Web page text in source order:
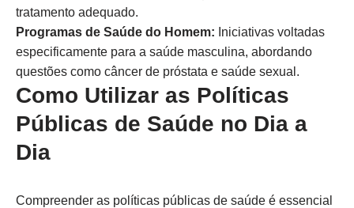
tratamento adequado.
Programas de Saúde do Homem: Iniciativas voltadas
especificamente para a saúde masculina, abordando
questões como câncer de próstata e saúde sexual.
Como Utilizar as Políticas
Públicas de Saúde no Dia a
Dia
Compreender as políticas públicas de saúde é essencial